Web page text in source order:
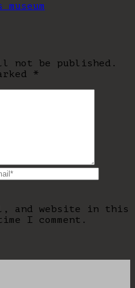
not be published.
*
and website in this
I comment.